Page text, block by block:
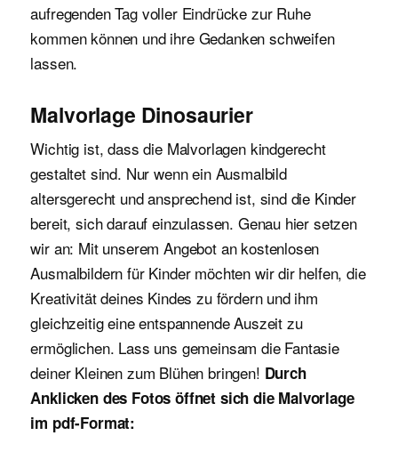
aufregenden Tag voller Eindrücke zur Ruhe
kommen können und ihre Gedanken schweifen
lassen.
Malvorlage Dinosaurier
Wichtig ist, dass die Malvorlagen kindgerecht
gestaltet sind. Nur wenn ein Ausmalbild
altersgerecht und ansprechend ist, sind die Kinder
bereit, sich darauf einzulassen. Genau hier setzen
wir an: Mit unserem Angebot an kostenlosen
Ausmalbildern für Kinder möchten wir dir helfen, die
Kreativität deines Kindes zu fördern und ihm
gleichzeitig eine entspannende Auszeit zu
ermöglichen. Lass uns gemeinsam die Fantasie
deiner Kleinen zum Blühen bringen! Durch
Anklicken des Fotos öffnet sich die Malvorlage
im pdf-Format: